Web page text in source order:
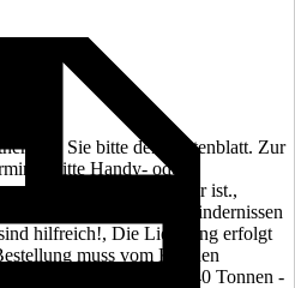
Sie bitte dem Datenblatt. Zur
bitte Handy- oder
tagsüber erreichbar ist.,
LKW, Angaben zu Hindernissen
hilfreich!, Die Lieferung erfolgt
muss vom Kunden
Entladestelle mit einem 40 Tonnen -